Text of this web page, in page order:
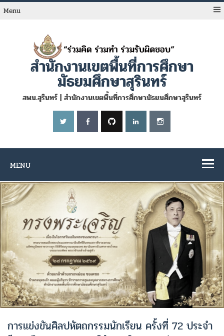
Skip
toMenu
สำนักงานเขตพื้นที่การศึกษา
มัธยมศึกษาสุรินทร์
สพม.สุรินทร์ | สำนักงานเขตพื้นที่การศึกษามัธยมศึกษาสุรินทร์
MENU
การแข่งขันศิลปหัตถกรรมนักเรียน ครั้งที่ 72 ประจำ